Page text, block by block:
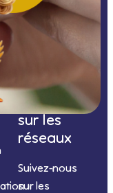
Nous
suivre
sur les
réseaux
Suivez-nous
sur les